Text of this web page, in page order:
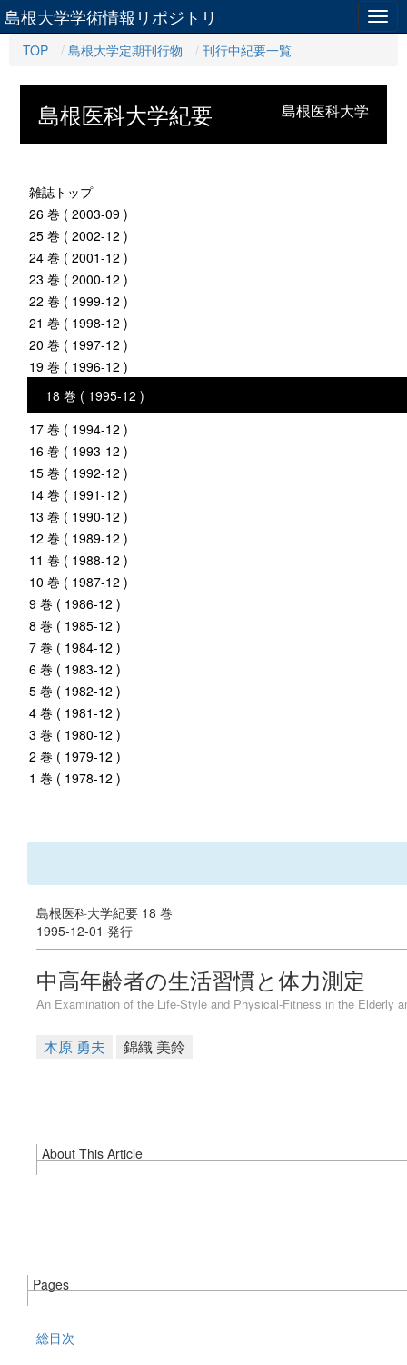
島根大学学術情報リポジトリ
TOP 島根大学定期刊行物 刊行中紀要一覧
島根医科大学
島根医科大学紀要
雑誌トップ
26 巻 ( 2003-09 )
25 巻 ( 2002-12 )
24 巻 ( 2001-12 )
23 巻 ( 2000-12 )
22 巻 ( 1999-12 )
21 巻 ( 1998-12 )
20 巻 ( 1997-12 )
19 巻 ( 1996-12 )
18 巻 ( 1995-12 )
17 巻 ( 1994-12 )
16 巻 ( 1993-12 )
15 巻 ( 1992-12 )
14 巻 ( 1991-12 )
13 巻 ( 1990-12 )
12 巻 ( 1989-12 )
11 巻 ( 1988-12 )
10 巻 ( 1987-12 )
9 巻 ( 1986-12 )
8 巻 ( 1985-12 )
7 巻 ( 1984-12 )
6 巻 ( 1983-12 )
5 巻 ( 1982-12 )
4 巻 ( 1981-12 )
3 巻 ( 1980-12 )
2 巻 ( 1979-12 )
1 巻 ( 1978-12 )
島根医科大学紀要 18 巻
1995-12-01 発行
中高年齢者の生活習慣と体力測定
An Examination of the Life-Style and Physical-Fitness in the Elderly
木原 勇夫 錦織 美鈴
About This Article
Pages
総目次